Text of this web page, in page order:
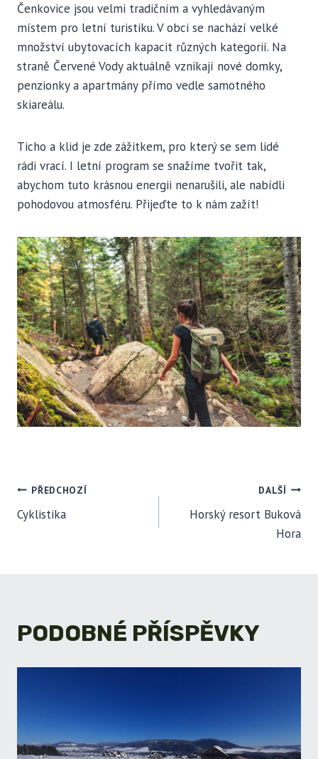
Čenkovice jsou velmi tradičním a vyhledávaným
místem pro letní turistiku. V obci se nachází velké
množství ubytovacích kapacit různých kategorií. Na
straně Červené Vody aktuálně vznikají nové domky,
penzionky a apartmány přímo vedle samotného
skiareálu.
Ticho a klid je zde zážitkem, pro který se sem lidé
rádi vrací. I letní program se snažíme tvořit tak,
abychom tuto krásnou energii nenarušili, ale nabídli
pohodovou atmosféru. Přijeďte to k nám zažít!
NAVIGACE
PRO
PŘEDCHOZÍ
Cyklistika
DALŠÍ
Horský resort Buková
Hora
PODOBNÉ PŘÍSPĚVKY